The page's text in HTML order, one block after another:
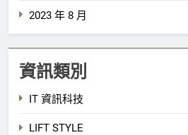
2023 年 8 月
資訊類別
IT 資訊科技
LIFT STYLE